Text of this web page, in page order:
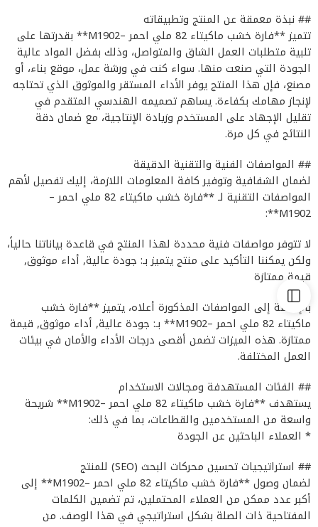
## نبذة معمقة عن المنتج وتطبيقاته
تتميز **فارة خشب ماكيتاء 82 ملي احمر –M1902** بقدرتها على
تلبية متطلبات العمل الشاق والمتواصل، وذلك بفضل المواد عالية
الجودة التي صنعت منها. سواء كنت في ورشة عمل، موقع بناء، أو
مصنع، فإن هذا المنتج يوفر الأداء المستقر والموثوق الذي تحتاجه
لإنجاز مهامك بكفاءة. يساهم تصميمه الهندسي المتقدم في
تقليل الإجهاد على المستخدم وزيادة الإنتاجية، مع ضمان دقة
النتائج في كل مرة.
## المواصفات الفنية والتقنية الدقيقة
لضمان الشفافية وتوفير كافة المعلومات اللازمة، إليك تفصيل لأهم
المواصفات التقنية لـ **فارة خشب ماكيتاء 82 ملي احمر –
M1902**:
لا تتوفر مواصفات فنية محددة لهذا المنتج في قاعدة بياناتنا حالياً،
ولكن يمكننا التأكيد على منتج يتميز بـ: جودة عالية, أداء موثوق,
قيمة ممتازة
بالإضافة إلى المواصفات المذكورة أعلاه، يتميز **فارة خشب
ماكيتاء 82 ملي احمر –M1902** بـ: جودة عالية, أداء موثوق, قيمة
ممتازة. هذه الميزات تضمن أقصى درجات الأداء والأمان في بيئات
العمل المختلفة.
## الفئات المستهدفة ومجالات الاستخدام
يستهدف **فارة خشب ماكيتاء 82 ملي احمر –M1902** شريحة
واسعة من المستخدمين والقطاعات، بما في ذلك:
* العملاء الباحثين عن الجودة
## استراتيجيات تحسين محركات البحث (SEO) للمنتج
لضمان وصول **فارة خشب ماكيتاء 82 ملي احمر –M1902** إلى
أكبر عدد ممكن من العملاء المحتملين، تم تضمين الكلمات
المفتاحية ذات الصلة بشكل استراتيجي في هذا الوصف. من